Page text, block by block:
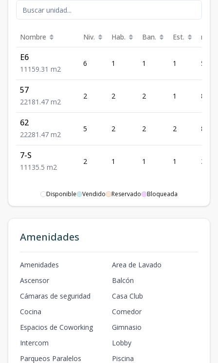
Nombre Niv. Hab. Ban. Est. m²
E6
1 1 1 59.31 m2
6 1 1 1 59.31
57
221 81.47 m2
2 2 2 1 81.47
62
22281.47 m2
5 2 2 2 81.47
7-S
1 1 1 35.5 m2
2 1 1 1 35.5
Disponible Vendido Reservado Bloqueada
Amenidades
Amenidades
Area de Lavado
Ascensor
Balcón
Cámaras de seguridad
Casa Club
Cocina
Comedor
Espacios de Coworking
Gimnasio
Intercom
Lobby
Parqueos Paralelos
Piscina